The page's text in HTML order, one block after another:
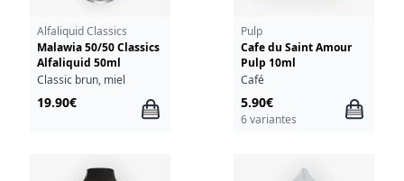
Alfaliquid Classics
Malawia 50/50 Classics
Alfaliquid 50ml
Classic brun, miel
19.90€
Pulp
Cafe du Saint Amour
Pulp 10ml
Café
5.90€
6 variantes